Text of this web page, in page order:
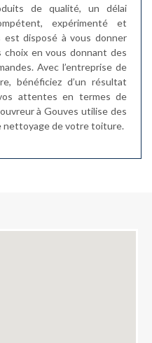
de qualité, un délai
expérimenté et
est disposé à vous donner
en vous donnant des
Avec l’entreprise de
bénéficiez d’un résultat
attentes en termes de
à Gouves utilise des
nettoyage de votre toiture.